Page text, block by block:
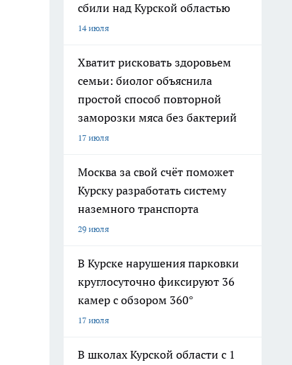
сбили над Курской областью
14 июля
Хватит рисковать здоровьем
семьи: биолог объяснила
простой способ повторной
заморозки мяса без бактерий
17 июля
Москва за свой счёт поможет
Курску разработать систему
наземного транспорта
29 июля
В Курске нарушения парковки
круглосуточно фиксируют 36
камер с обзором 360°
17 июля
В школах Курской области с 1